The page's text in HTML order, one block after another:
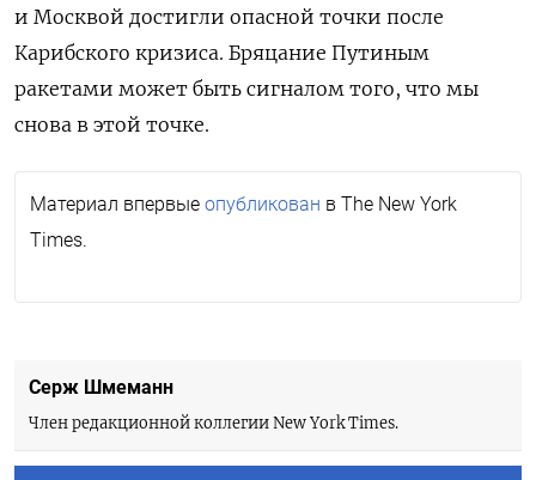
и Москвой достигли опасной точки после
Карибского кризиса. Бряцание Путиным
ракетами может быть сигналом того, что мы
снова в этой точке.
Материал впервые опубликован в The New York
Times.
Серж Шмеманн
Член редакционной коллегии New York Times.